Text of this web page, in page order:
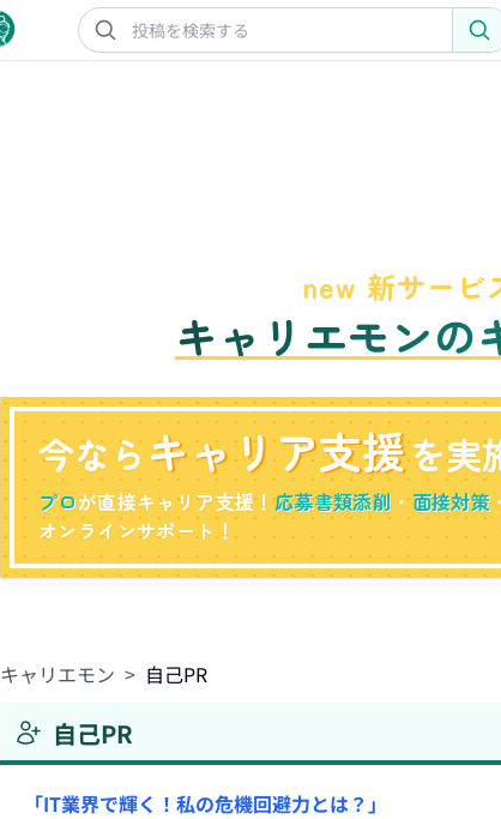
new 新サービ
キャリエモンの
今ならキャリア支援を実
プロが直接キャリア支援！応募書類添削 ・面接対策
オンラインサポート！
キャリエモン > 自己PR
自己PR
「IT業界で輝く！私の危機回避力とは？」